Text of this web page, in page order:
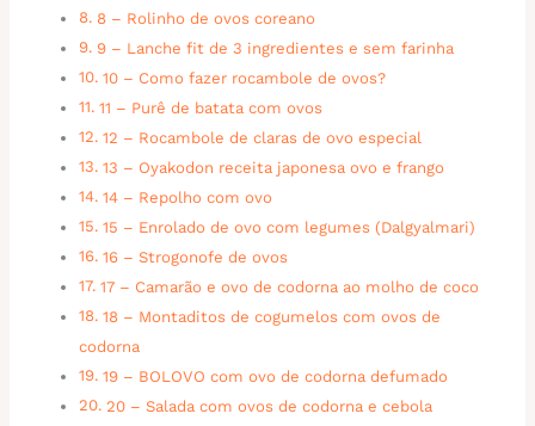
8 – Rolinho de ovos coreano
9 – Lanche fit de 3 ingredientes e sem farinha
10 – Como fazer rocambole de ovos?
11 – Purê de batata com ovos
12 – Rocambole de claras de ovo especial
13 – Oyakodon receita japonesa ovo e frango
14 – Repolho com ovo
15 – Enrolado de ovo com legumes (Dalgyalmari)
16 – Strogonofe de ovos
17 – Camarão e ovo de codorna ao molho de coco
18 – Montaditos de cogumelos com ovos de
codorna
19 – BOLOVO com ovo de codorna defumado
20 – Salada com ovos de codorna e cebola